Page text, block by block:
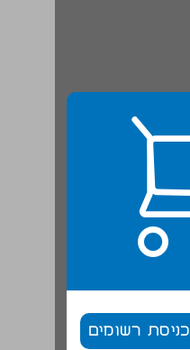
כניסת רשומים